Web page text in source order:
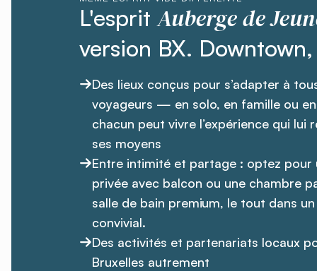
L'esprit Auberge de
version BX.
Des lieux conçus pour s’adapter à
voyageurs — en solo, en famille ou
chacun peut vivre l’expérience qui lui
ses moyens
Entre intimité et partage : optez pour
privée avec balcon ou une chambre
salle de bain premium, le tout dans
convivial.
Des activités et partenariats locaux
Bruxelles autrement